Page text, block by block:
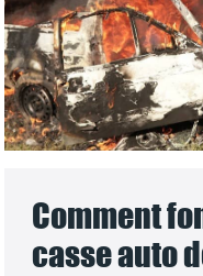
Comment
casse auto